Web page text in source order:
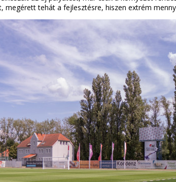
megérett tehát a fejlesztésre, hiszen extrém